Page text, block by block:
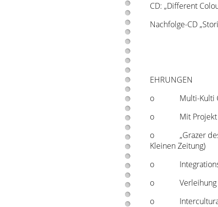
CD: „Different
Nachfolge-CD
EHRUNGEN
o Multi-Kulti
o Mit Projekt IKU
o „Grazer des
Kleinen Zeitung)
o
o Verleihung
o Intercultural